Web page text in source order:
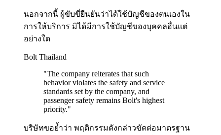
นอกจากนี้ ผู้ขับขี่ยืนยันว่าได้ใช้บัญชีของตนเองใน
การให้บริการ มิได้มีการใช้บัญชีของบุคคลอื่นแต่
อย่างใด
Bolt Thailand
"The company reiterates that such
behavior violates the safety and service
standards set by the company, and
passenger safety remains Bolt's highest
priority."
บริษัทขอย้ำว่า พฤติกรรมดังกล่าวขัดต่อมาตรฐาน